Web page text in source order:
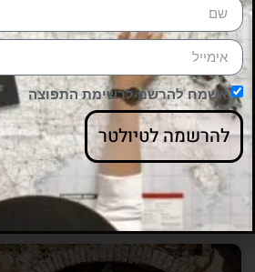
עמק הצבאים בירושלים הוא
עירוני: צפיה בציפורים ובאיילים,
ומסלול קצר ונגיש
יוצאים לדרך
ריבה ארז 06/03/2021
אשמח להרשם לרשימת התפוצה
להרשמה לטיולטר